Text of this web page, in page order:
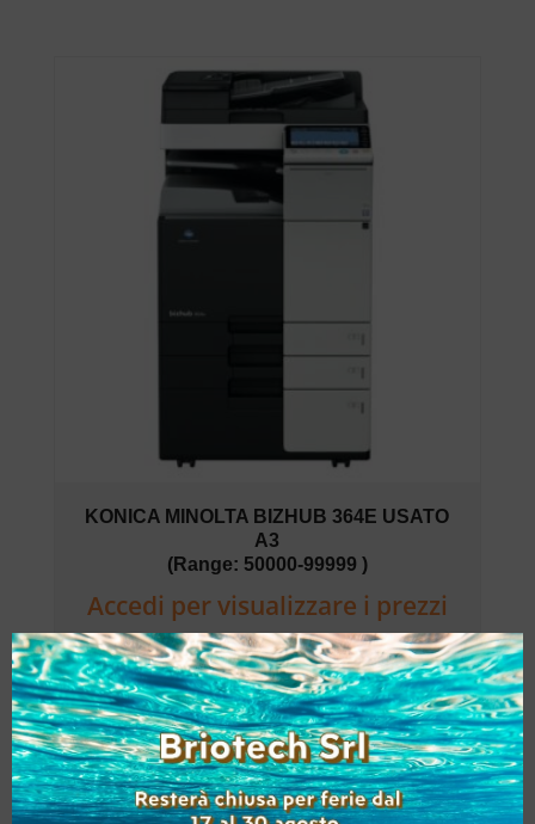
KONICA MINOLTA BIZHUB 364E USATO
A3
(Range: 50000-99999 )
Accedi per visualizzare i prezzi